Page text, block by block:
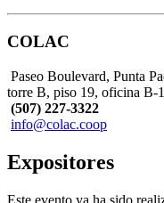
COLAC
Paseo Boulevard, Punta
torre B, piso 19, oficina B-
(507) 227-3322
info@colac.coop
Expositores
Este evento ya ha sido